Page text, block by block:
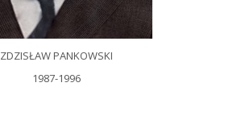
ZDZISŁAW PANKOWSKI
1987-1996